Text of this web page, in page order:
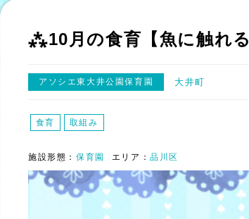
⁂10月の食育【魚に触れる
アソシエ東大井公園保育園 大井町
食育 取組み
施設形態： 保育園 エリア：品川区